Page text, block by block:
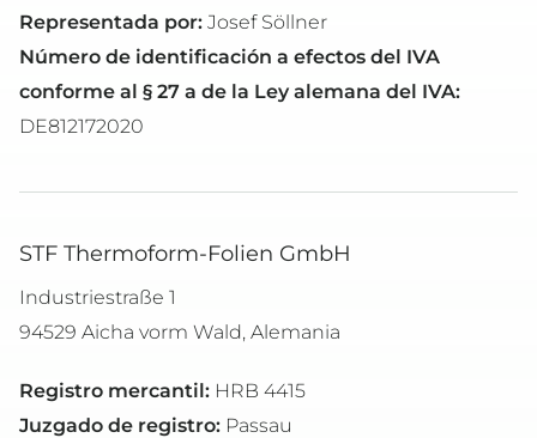
Representada por: Josef Söllner
Número de identificación a efectos del IVA
conforme al § 27 a de la Ley alemana del IVA:
DE812172020
STF Thermoform-Folien GmbH
Industriestraße 1
94529 Aicha vorm Wald, Alemania
Registro mercantil: HRB 4415
Juzgado de registro: Passau